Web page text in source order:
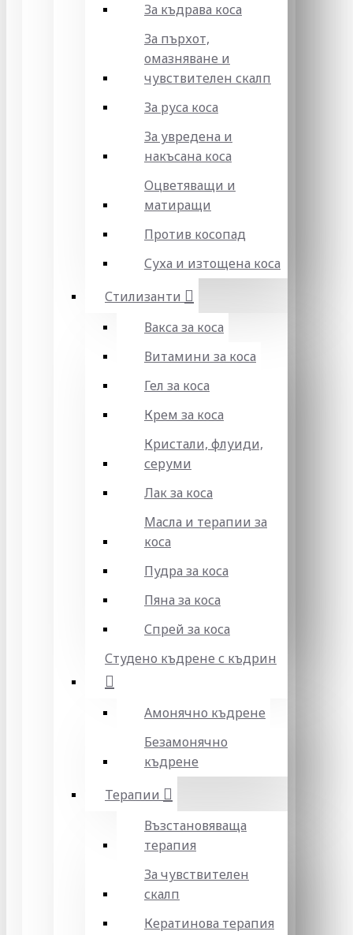
За къдрава коса
За пърхот,
омазняване и
чувствителен скалп
За руса коса
За увредена и
накъсана коса
Оцветяващи и
матиращи
Против косопад
Суха и изтощена коса
Стилизанти
Вакса за коса
Витамини за коса
Гел за коса
Крем за коса
Кристали, флуиди,
серуми
Лак за коса
Масла и терапии за
коса
Пудра за коса
Пяна за коса
Спрей за коса
Студено къдрене с къдрин
Амонячно къдрене
Безамонячно
къдрене
Терапии
Възстановяваща
терапия
За чувствителен
скалп
Кератинова терапия